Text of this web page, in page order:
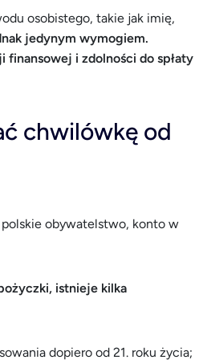
osobistego, takie jak imię,
jedynym wymogiem.
i zdolności do spłaty
chwilówkę od
obywatelstwo, konto w
istnieje kilka
dopiero od 21. roku życia;